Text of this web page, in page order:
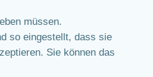
müssen.
so eingestellt, dass sie
Sie können das